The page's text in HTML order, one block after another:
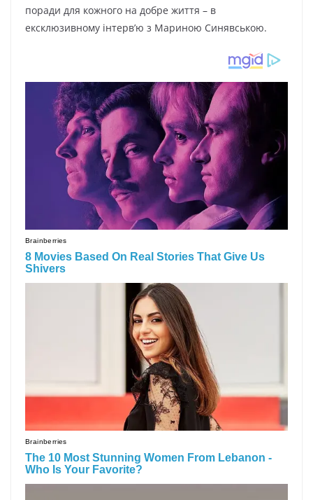
поради для кожного на добре життя – в
ексклюзивному інтерв’ю з Мариною Синявською.